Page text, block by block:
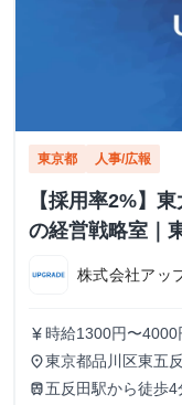
東京都 人事/広報
【採用率2%】
の経営戦略室｜
株式会社アッ
currency_yen 時給1300円〜4000
place東京都品川区東五
田５階
train 五反田駅から徒歩4